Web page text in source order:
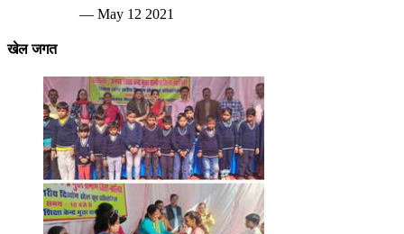
— May 12 2021
खेल जगत